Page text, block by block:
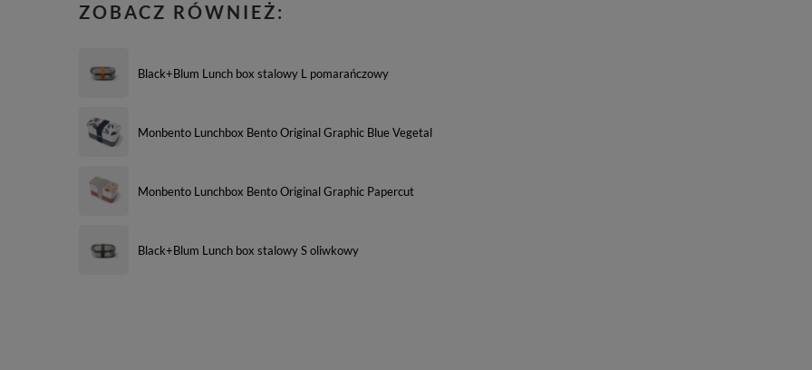
ZOBACZ RÓWNIEŻ:
Black+Blum Lunch box stalowy L pomarańczowy
Monbento Lunchbox Bento Original Graphic Blue Vegetal
Monbento Lunchbox Bento Original Graphic Papercut
Black+Blum Lunch box stalowy S oliwkowy